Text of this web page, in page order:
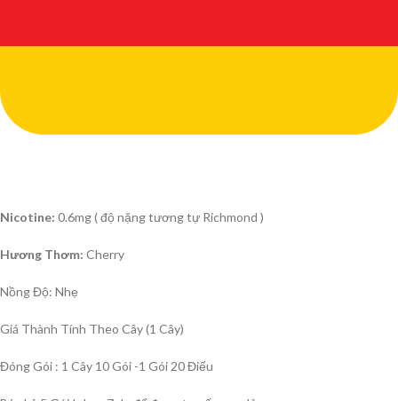
Nicotine: 0.6mg ( độ nặng tương tự Richmond )
Hương Thơm: Cherry
Nồng Độ: Nhẹ
Giá Thành Tính Theo Cây (1 Cây)
Đóng Gói : 1 Cây 10 Gói -1 Gói 20 Điếu